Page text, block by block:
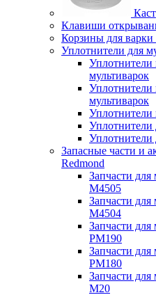
Клавиши
Корзины для варки
Уплотнители для
Уплотнители
мультиварок
мультиварок
Уплотнители
Уплотнители
Уплотнители
Запасные части и
Redmond
Запчасти
M4505
Запчасти
M4504
Запчасти
PM190
Запчасти
PM180
Запчасти
M20